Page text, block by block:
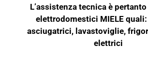
L’assistenza tecnica è
elettrodomestici MIELE
asciugatrici, lavastoviglie,
elettrici